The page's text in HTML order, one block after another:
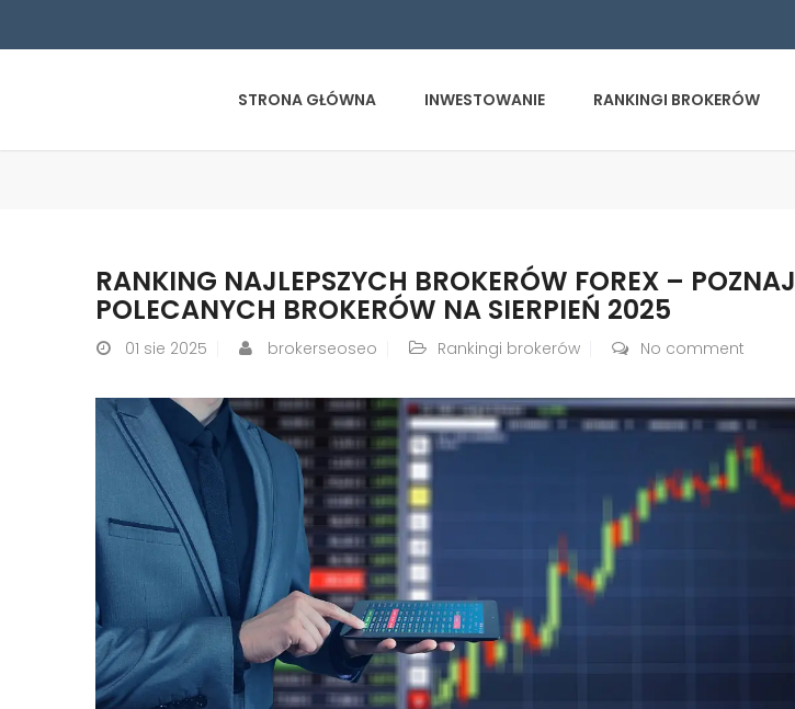
STRONA GŁÓWNA INWESTOWANIE RANKINGI BROKERÓW
RANKING NAJLEPSZYCH BROKERÓW FOREX – POZNAJ
POLECANYCH BROKERÓW NA SIERPIEŃ 2025
01 sie 2025 brokerseoseo Rankingi brokerów No comment